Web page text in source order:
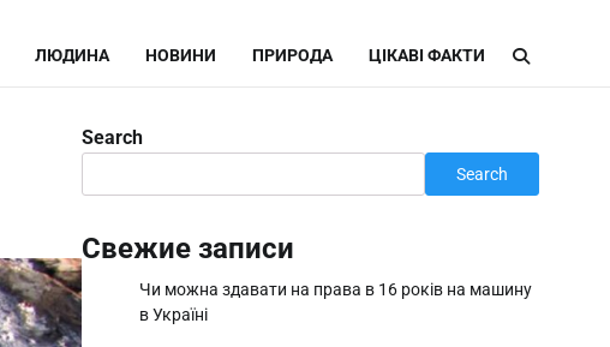
ЛЮДИНА НОВИНИ ПРИРОДА ЦІКАВІ ФАКТИ
Search
Search
Свежие записи
Чи можна здавати на права в 16 років на машину
в Україні